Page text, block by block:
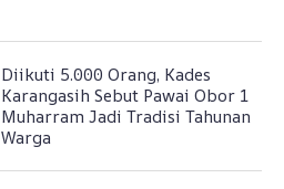
Diikuti 5.000 Orang, Kades
Karangasih Sebut Pawai Obor 1
Muharram Jadi Tradisi Tahunan
Warga